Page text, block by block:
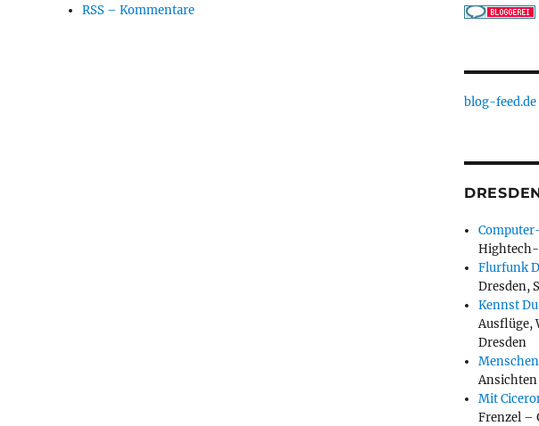
RSS – Kommentare
blog-feed.de
Flurfunk
Dresden,
Kennst
Ausflüge,
Dresden
Mit
Frenzel –